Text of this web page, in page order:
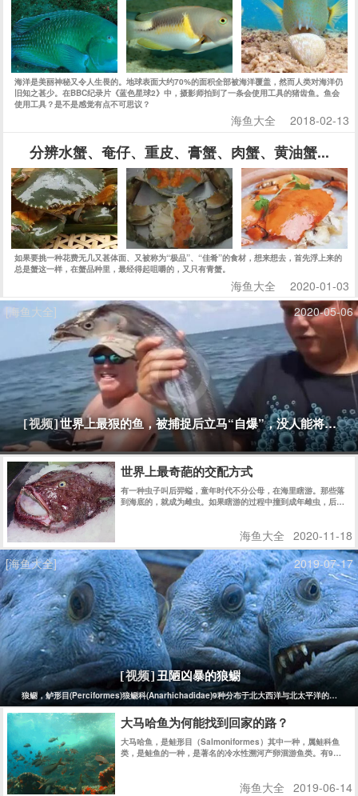
海洋是美丽神秘又令人生畏的。地球表面大约70%的面积全部被海洋覆盖，然而人类对海洋仍
旧知之甚少。在BBC纪录片《蓝色星球2》中，摄影师拍到了一条会使用工具的猪齿鱼。鱼会
使用工具？是不是感觉有点不可思议？
海鱼大全 2018-02-13
分辨水蟹、奄仔、重皮、膏蟹、肉蟹、黄油蟹...
如果要挑一种花费无几又甚体面、又被称为“极品”、“佳肴”的食材，想来想去，首先浮上来的
总是蟹这一样，在蟹品种里，最经得起咀嚼的，又只有青蟹。
海鱼大全
2020-01-03
[海鱼大全]
2020-05-06
[视频]世界上最狠的鱼，被捕捉后立马“自爆”，没人能将它活
世界上最奇葩的交配方式
有一种虫子叫后羿螠，童年时代不分公母，在海里瞎游。那些落
到海底的，就成为雌虫。如果瞎游的过程中撞到成年雌虫，后螠
海鱼大全 2020-11-18
[海鱼大全]
2019-07-17
[视频]丑陋凶暴的狼鳚
狼鳚，鲈形目(Perciformes)狼鳚科(Anarhichadidae)9种分布于北大西洋与北太平洋的大型长
大马哈鱼为何能找到回家的路？
大马哈鱼，是鲑形目（Salmoniformes）其中一种，属鲑科鱼
类，是鲑鱼的一种，是著名的冷水性溯河产卵洄游鱼类。有9亚
海鱼大全 2019-06-14